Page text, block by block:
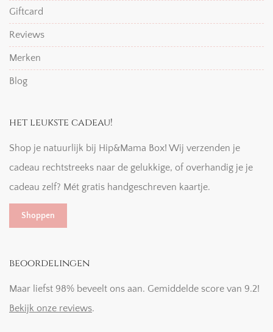
Giftcard
Reviews
Merken
Blog
het leukste cadeau!
Shop je natuurlijk bij Hip&Mama Box! Wij verzenden je
cadeau rechtstreeks naar de gelukkige, of overhandig je je
cadeau zelf? Mét gratis handgeschreven kaartje.
Shoppen
beoordelingen
Maar liefst 98% beveelt ons aan. Gemiddelde score van 9.2!
Bekijk onze reviews.